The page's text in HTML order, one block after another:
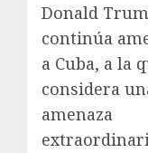
Donald
continúa
a Cuba, a la
considera
amenaza